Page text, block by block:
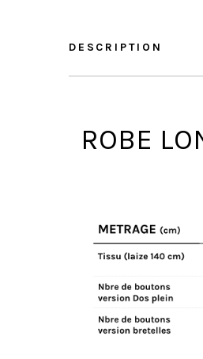
DESCRIPTION
ROBE